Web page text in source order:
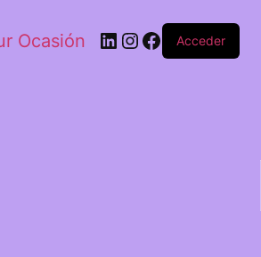
Ocasión Acceder